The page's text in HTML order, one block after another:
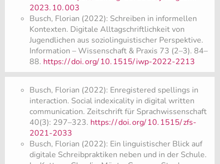
2023. 10.003
Busch, Florian (2022): Schreiben in informellen
Kontexten. Digitale Alltagschriftlichkeit von
Jugendlichen aus soziolinguistischer Perspektive.
Information – Wissenschaft & Praxis 73 (2–3). 84–
88. https://doi.org/10. 1515/iwp-2022-2213
Busch, Florian (2022): Enregistered spellings in
interaction. Social indexicality in digital written
communication. Zeitschrift für Sprachwissenschaft
40(3): 297–323. https://doi.org/10. 1515/zfs-
2021-2033
Busch, Florian (2022): Ein linguistischer Blick auf
digitale Schreibpraktiken neben und in der Schule.